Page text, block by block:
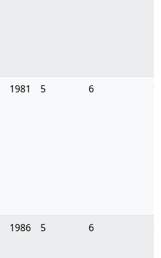
1981 5 6
1986 5 6